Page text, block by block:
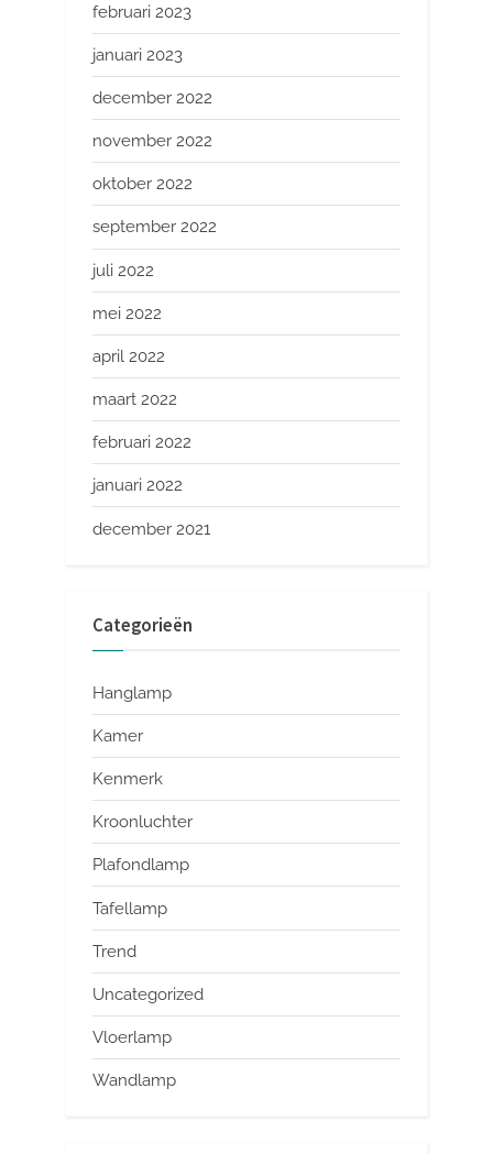
februari 2023
januari 2023
december 2022
november 2022
oktober 2022
september 2022
juli 2022
mei 2022
april 2022
maart 2022
februari 2022
januari 2022
december 2021
Categorieën
Hanglamp
Kamer
Kenmerk
Kroonluchter
Plafondlamp
Tafellamp
Trend
Uncategorized
Vloerlamp
Wandlamp